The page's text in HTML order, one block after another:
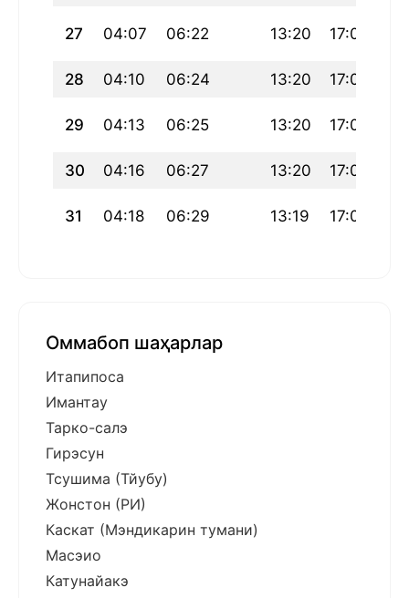
27 04:07 06:22 13:20 17:09
28 04:10 06:24 13:20 17:07
29 04:13 06:25 13:20 17:06
30 04:16 06:27 13:20 17:05
31 04:18 06:29 13:19 17:03
Оммабоп шаҳарлар
Итапипоcа
Имантау
Тарко-салэ
Гирэсун
Тсушима (Тйубу)
Жонстон (РИ)
Каскат (Мэндикарин тумани)
Масэио
Катунайакэ